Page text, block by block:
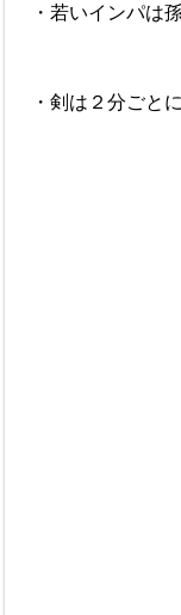
・若いインパは
・剣は２分ごと